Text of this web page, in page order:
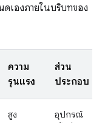
ดเองภายในบริบทของ
ความ
รุนแรง
ส่วน
ประกอบ
สูง
อุปกรณ์